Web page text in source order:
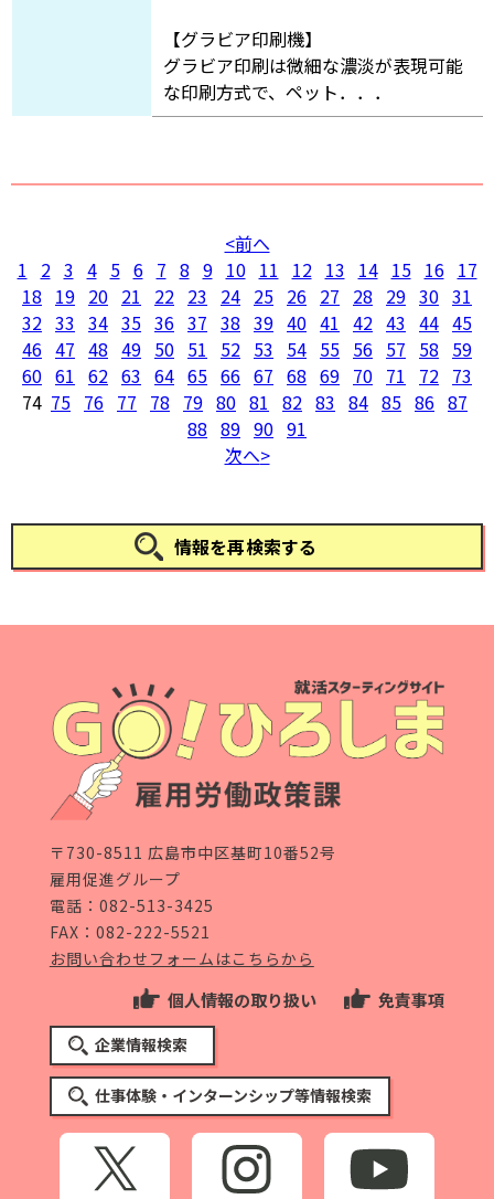
【グラビア印刷機】
グラビア印刷は微細な濃淡が表現可能
な印刷方式で、ペット．．．
前へ
1
2 3 4 5 6 7 8 9 10 11 12 13 14 15 16 17
18 19 20 21 22 23 24 25 26 27 28 29 30 31
32 33 34 35 36 37 38 39 40 41 42 43 44 45
46 47 48 49 50 51 52 53 54 55 56 57 58 59
60 61 62 63 64 65 66 67 68 69 70 71 72 73
74 75 76 77 78 79 80 81 82 83 84 85 86 87
88 89 90 91
次へ
情報を再検索する
〒730-8511 広島市中区基町10番52号
雇用促進グループ
電話： 082-513-3425
FAX：082-222-5521
お問い合わせフォームはこちらから
個人情報の取り扱い 免責事項
企業情報検索
仕事体験・インターンシップ等情報検索